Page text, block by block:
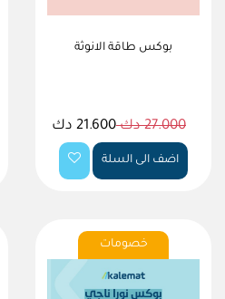
بوكس طاقة الانوثة
27.000 دك 21.600 دك
اضف الى السلة
خصومات